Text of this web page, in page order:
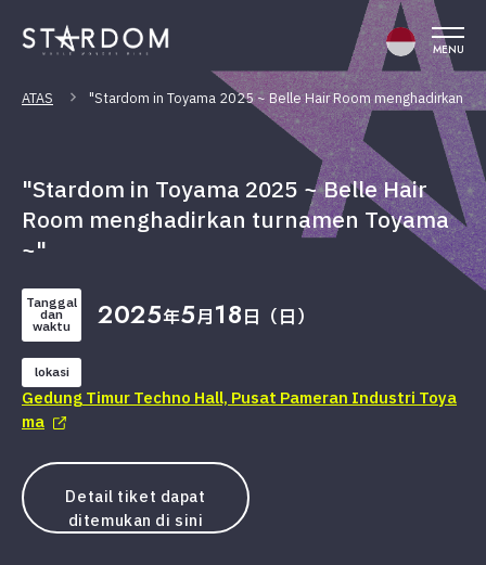
MENU
ATAS "Stardom in Toyama 2025 ~ Belle Hair Room menghadirkan
"Stardom in Toyama 2025 ~ Belle Hair
Room menghadirkan turnamen Toyama
~"
Tanggal
dan
waktu 2025年5月18日（日）
lokasi
Gedung Timur Techno Hall, Pusat Pameran Industri Toya
ma
Detail tiket dapat
ditemukan di sini